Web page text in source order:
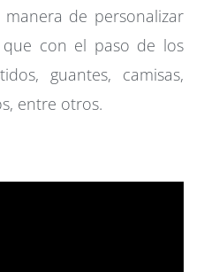
de personalizar
que con el paso de los
guantes, camisas,
entre otros.